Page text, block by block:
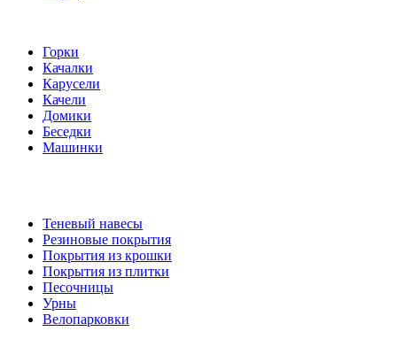
Горки
Качалки
Карусели
Качели
Домики
Беседки
Машинки
Теневый навесы
Резиновые покрытия
Покрытия из крошки
Покрытия из плитки
Песочницы
Урны
Велопарковки